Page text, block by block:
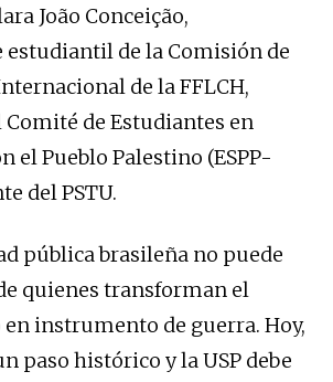
João Conceição,
de la Comisión de
de la FFLCH,
de Estudiantes en
el Pueblo Palestino (ESPP-
del PSTU.
pública brasileña no puede
quienes transforman el
instrumento de guerra. Hoy,
paso histórico y la USP debe